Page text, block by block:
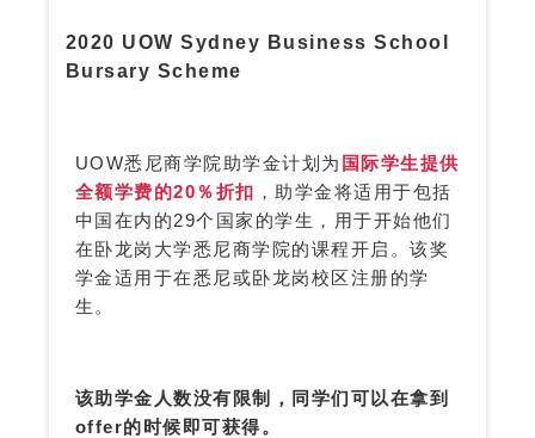
2020 UOW Sydney Business School
Bursary Scheme
UOW悉尼商学院助学金计划为 国际学生提供
全额学费的20％折扣 ，助学金将适用于包括
中国在内的29个国家的学生，用于开始他们
在卧龙岗大学悉尼商学院的课程开启。该奖
学金适用于在悉尼或卧龙岗校区注册的学
生。
该助学金人数没有限制，同学们可以在拿到
offer的时候即可获得。